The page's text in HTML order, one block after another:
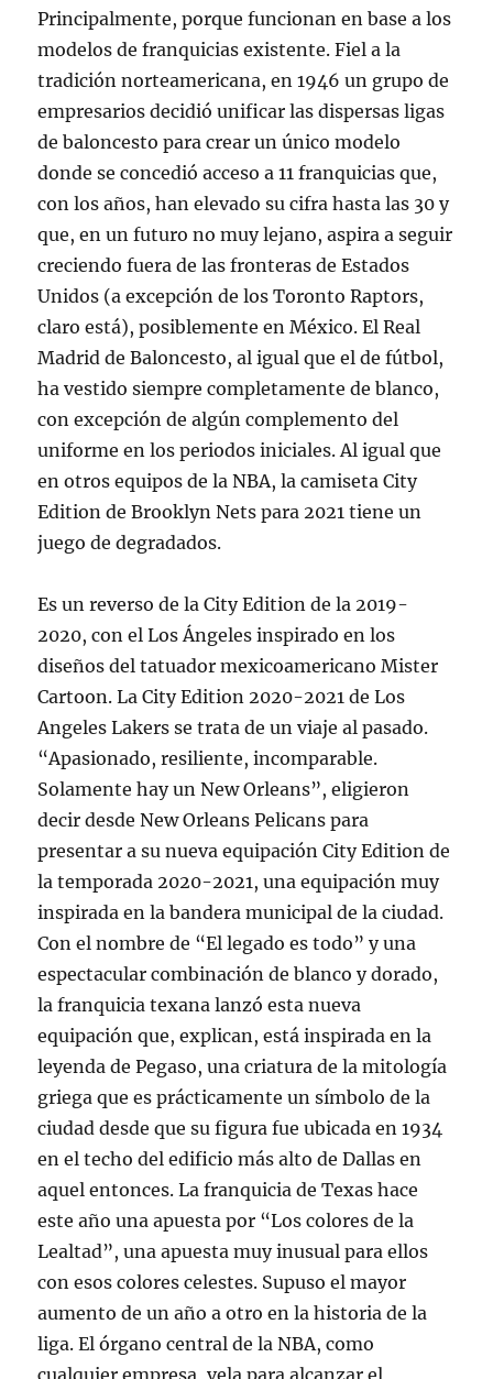
Principalmente, porque funcionan en base a los
modelos de franquicias existente. Fiel a la
tradición norteamericana, en 1946 un grupo de
empresarios decidió unificar las dispersas ligas
de baloncesto para crear un único modelo
donde se concedió acceso a 11 franquicias que,
con los años, han elevado su cifra hasta las 30 y
que, en un futuro no muy lejano, aspira a seguir
creciendo fuera de las fronteras de Estados
Unidos (a excepción de los Toronto Raptors,
claro está), posiblemente en México. El Real
Madrid de Baloncesto, al igual que el de fútbol,
ha vestido siempre completamente de blanco,
con excepción de algún complemento del
uniforme en los periodos iniciales. Al igual que
en otros equipos de la NBA, la camiseta City
Edition de Brooklyn Nets para 2021 tiene un
juego de degradados.
Es un reverso de la City Edition de la 2019-
2020, con el Los Ángeles inspirado en los
diseños del tatuador mexicoamericano Mister
Cartoon. La City Edition 2020-2021 de Los
Angeles Lakers se trata de un viaje al pasado.
“Apasionado, resiliente, incomparable.
Solamente hay un New Orleans”, eligieron
decir desde New Orleans Pelicans para
presentar a su nueva equipación City Edition de
la temporada 2020-2021, una equipación muy
inspirada en la bandera municipal de la ciudad.
Con el nombre de “El legado es todo” y una
espectacular combinación de blanco y dorado,
la franquicia texana lanzó esta nueva
equipación que, explican, está inspirada en la
leyenda de Pegaso, una criatura de la mitología
griega que es prácticamente un símbolo de la
ciudad desde que su figura fue ubicada en 1934
en el techo del edificio más alto de Dallas en
aquel entonces. La franquicia de Texas hace
este año una apuesta por “Los colores de la
Lealtad”, una apuesta muy inusual para ellos
con esos colores celestes. Supuso el mayor
aumento de un año a otro en la historia de la
liga. El órgano central de la NBA, como
cualquier empresa, vela para alcanzar el